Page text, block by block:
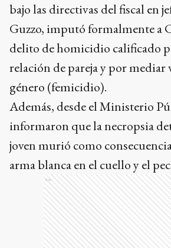
bajo las directivas del fiscal en
Guzzo, imputó formalmente a
delito de homicidio calificado
relación de pareja y por mediar
género (femicidio).
Además, desde el Ministerio
informaron que la necropsia
joven murió como
arma blanca en el cuello y el
Ads